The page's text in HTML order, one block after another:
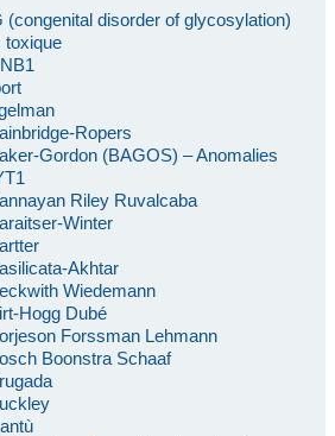
(congenital disorder of glycosylation)
toxique
Ropers
Gordon (BAGOS) – Anomalies
Riley Ruvalcaba
Winter
Akhtar
Wiedemann
Hogg Dubé
Forssman Lehmann
Boonstra Schaaf